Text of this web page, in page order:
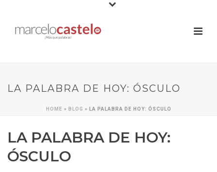
LA PALABRA DE HOY: ÓSCULO
HOME » BLOG » LA PALABRA DE HOY: ÓSCULO
LA PALABRA DE HOY:
ÓSCULO